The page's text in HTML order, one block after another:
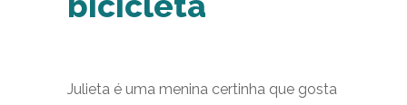
Julieta é uma menina certinha que gosta